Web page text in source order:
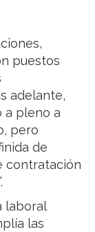
puestos
adelante,
a pleno a
pero
de
contratación
laboral
las